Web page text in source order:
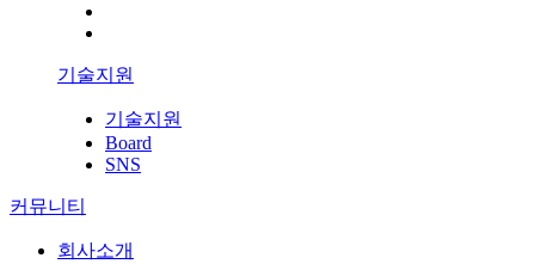
기술지원
기술지원
Board
SNS
커뮤니티
회사소개